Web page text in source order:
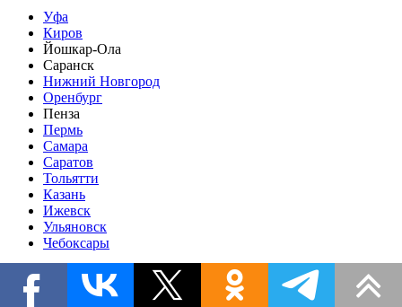
Уфа
Киров
Йошкар-Ола
Саранск
Нижний Новгород
Оренбург
Пенза
Пермь
Самара
Саратов
Тольятти
Казань
Ижевск
Ульяновск
Чебоксары
Уральский